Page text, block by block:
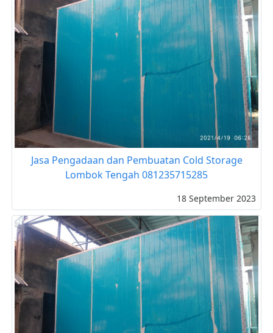
Jasa Pengadaan dan Pembuatan Cold Storage
Lombok Tengah 081235715285
18 September 2023